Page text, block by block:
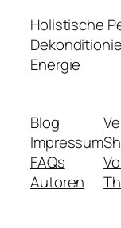
Holistische
Energie
Blog
Impressum
FAQs
Autoren